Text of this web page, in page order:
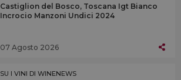
Castiglion del Bosco, Toscana Igt Bianco
Incrocio Manzoni Undici 2024
07 Agosto 2026
SU I VINI DI WINENEWS